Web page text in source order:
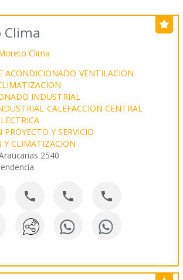
Clima
ACONDICIONADO VENTILACION
INDUSTRIAL
CALEFACCION CENTRAL
Y SERVICIO
Y CLIMATIZACION
2540
  